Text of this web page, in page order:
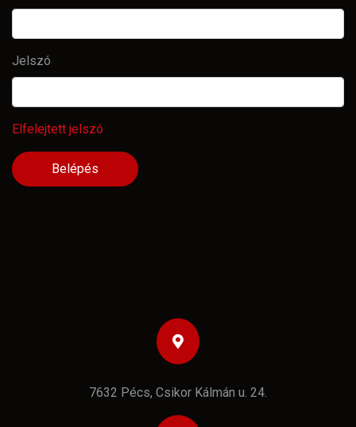
Jelszó
Elfelejtett jelszó
Belépés
7632 Pécs, Csikor Kálmán u. 24.